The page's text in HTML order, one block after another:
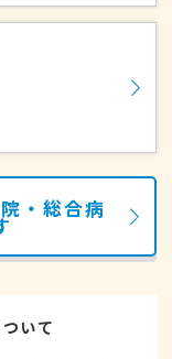
・総合病
いて